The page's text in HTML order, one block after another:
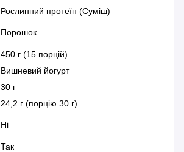
Рослинний протеїн (Суміш)
Порошок
450 г (15 порцій)
Вишневий йогурт
30 г
24,2 г (порцію 30 г)
Ні
Так